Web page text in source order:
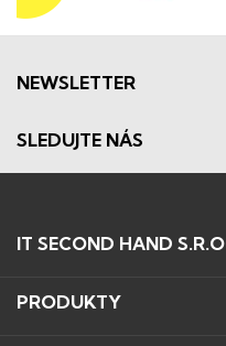
NEWSLETTER
SLEDUJTE NÁS
IT SECOND HAND S.R.O
PRODUKTY